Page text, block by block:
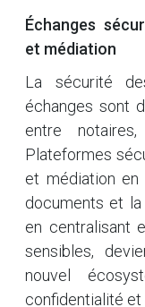
Échanges
et médiation
La sécurité
échanges sont
entre
Plateformes
et médiation
documents et la
en centralisant
sensibles,
nouvel
confidentialité et